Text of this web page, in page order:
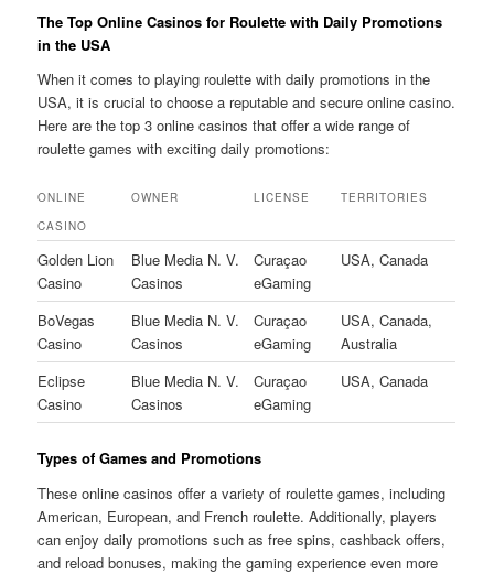
The Top Online Casinos for Roulette with Daily Promotions
in the USA
When it comes to playing roulette with daily promotions in the
USA, it is crucial to choose a reputable and secure online casino.
Here are the top 3 online casinos that offer a wide range of
roulette games with exciting daily promotions:
ONLINE
CASINO
OWNER LICENSE TERRITORIES
Golden Lion
Casino
Blue Media N. V.
Casinos
Curaçao
eGaming
USA, Canada
BoVegas
Casino
Blue Media N. V.
Casinos
Curaçao
eGaming
USA, Canada,
Australia
Eclipse
Casino
Blue Media N. V.
Casinos
Curaçao
eGaming
USA, Canada
Types of Games and Promotions
These online casinos offer a variety of roulette games, including
American, European, and French roulette. Additionally, players
can enjoy daily promotions such as free spins, cashback offers,
and reload bonuses, making the gaming experience even more